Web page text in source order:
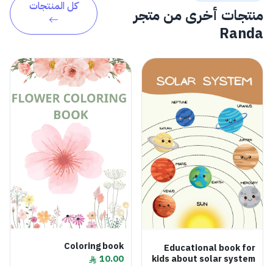
منتجات أخرى من متجر
Randa
كل المنتجات
Educational book for
kids about solar system
Coloring book
10.00